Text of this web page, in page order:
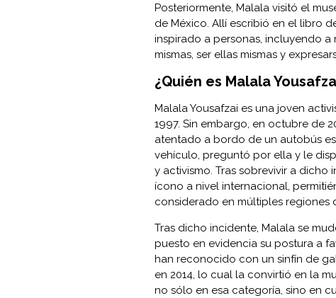
Posteriormente, Malala visitó el
de México. Allí escribió en el libro
inspirado a personas, incluyendo a
mismas, ser ellas mismas y
¿Quién es Malala
Malala Yousafzai es una joven
1997. Sin embargo, en octubre de
atentado a bordo de un autobús
vehículo, preguntó por ella y le
y activismo. Tras sobrevivir a dicho
ícono a nivel internacional,
considerado en múltiples regiones
Tras dicho incidente, Malala se
puesto en evidencia su postura a
han reconocido con un sinfín de
en 2014, lo cual la convirtió en la
no sólo en esa categoría, sino en